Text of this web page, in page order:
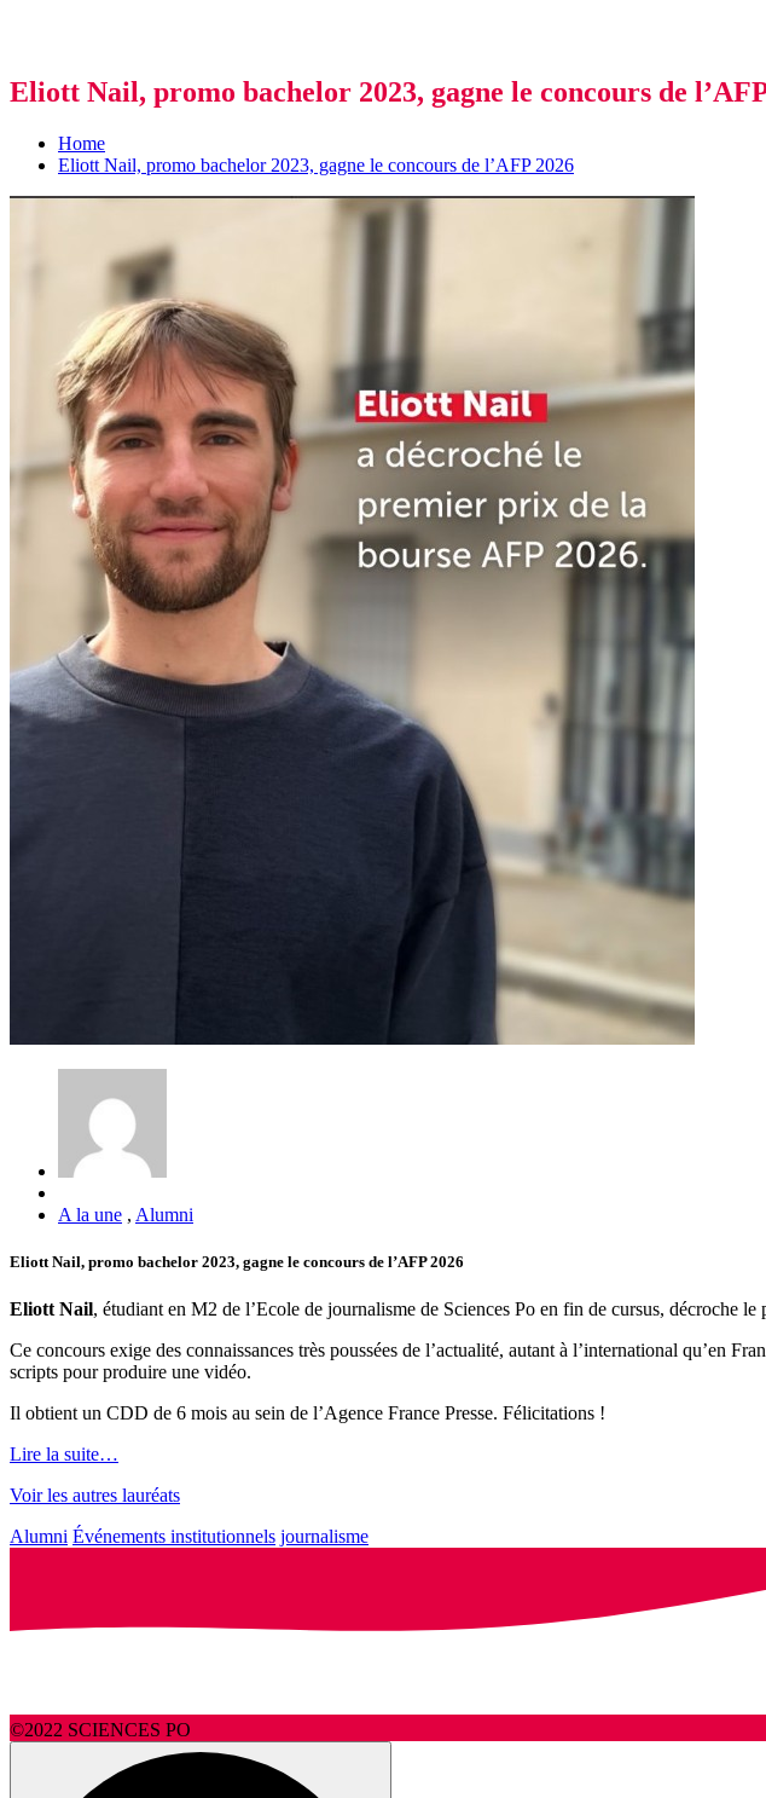
Eliott Nail, promo bachelor 2023, gagne le concours de
Home
Eliott Nail, promo bachelor 2023, gagne le concours de l’AFP 2026
A la une , Alumni
Eliott Nail, promo bachelor 2023, gagne le concours de l’AFP 2026
Eliott Nail, étudiant en M2 de l’Ecole de journalisme de Sciences Po en fin de cursus, décroche
Ce concours exige des connaissances très poussées de l’actualité, autant à l’international qu’en
scripts pour produire une vidéo.
Il obtient un CDD de 6 mois au sein de l’Agence France Presse. Félicitations !
Lire la suite…
Voir les autres lauréats
Alumni Événements institutionnels journalisme
©2022 SCIENCES PO